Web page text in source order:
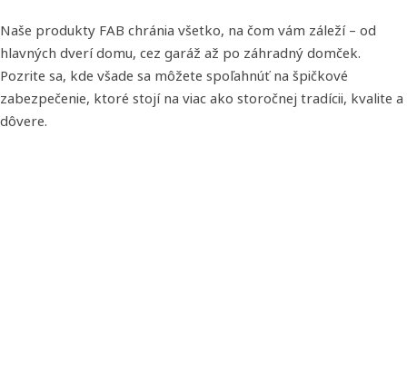
Naše produkty FAB chránia všetko, na čom vám záleží – od
hlavných dverí domu, cez garáž až po záhradný domček.
Pozrite sa, kde všade sa môžete spoľahnúť na špičkové
zabezpečenie, ktoré stojí na viac ako storočnej tradícii, kvalite a
dôvere.